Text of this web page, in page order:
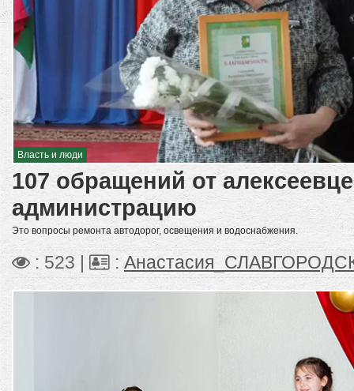
Власть и люди
107 обращений от
администрацию
Это вопросы ремонта автодорог, освещения и водоснабжения.
: 523 | :